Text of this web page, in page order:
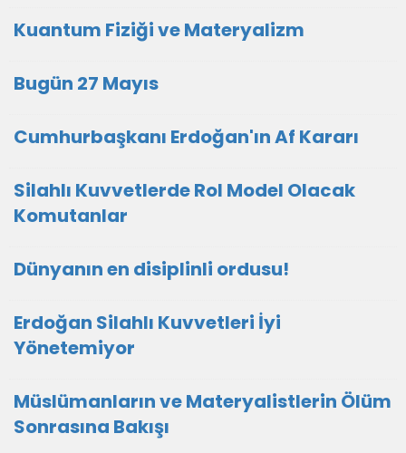
Kuantum Fiziği ve Materyalizm
Bugün 27 Mayıs
Cumhurbaşkanı Erdoğan'ın Af Kararı
Silahlı Kuvvetlerde Rol Model Olacak
Komutanlar
Dünyanın en disiplinli ordusu!
Erdoğan Silahlı Kuvvetleri İyi
Yönetemiyor
Müslümanların ve Materyalistlerin Ölüm
Sonrasına Bakışı